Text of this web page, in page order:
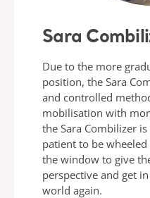
Sara
Due to the more
position, the Sara
and controlled
mobilisation with
the Sara Combilizer
patient to be
the window to give
perspective and get
world again.